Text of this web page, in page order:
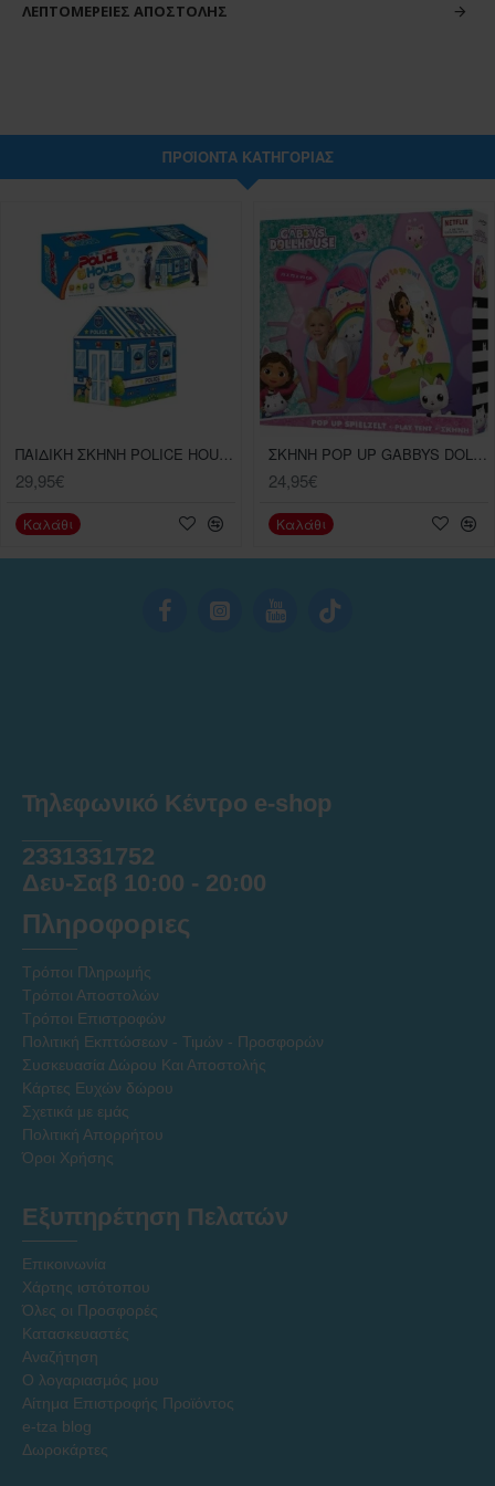
ΛΕΠΤΟΜΈΡΕΙΕΣ ΑΠΟΣΤΟΛΉΣ
ΠΡΟΪΌΝΤΑ ΚΑΤΗΓΟΡΊΑΣ
ΠΑΙΔΙΚΗ ΣΚΗΝΗ ΡΟLΙCΕ ΗΟUSΕ 93Χ69Χ103 (995-5010B)
29,95€
Καλάθι
ΣΚΗΝΗ POP UP GABBYS DOLLHOUSE
24,95€
Καλάθι
Τηλεφωνικό Κέντρο e-shop
2331331752
Δευ-Σαβ 10:00 - 20:00
Πληροφοριες
Τρόποι Πληρωμής
Τρόποι Αποστολών
Τρόποι Επιστροφών
Πολιτική Εκπτώσεων - Τιμών - Προσφορών
Συσκευασία Δώρου Και Αποστολής
Κάρτες Ευχών δώρου
Σχετικά με εμάς
Πολιτική Απορρήτου
Όροι Χρήσης
Εξυπηρέτηση Πελατών
Επικοινωνία
Χάρτης ιστότοπου
Όλες οι Προσφορές
Κατασκευαστές
Αναζήτηση
Ο λογαριασμός μου
Αίτημα Επιστροφής Προϊόντος
e-tza blog
Δωροκάρτες